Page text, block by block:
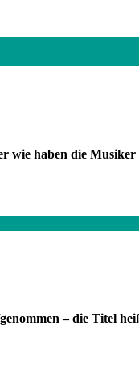
wie haben die
– die Titel